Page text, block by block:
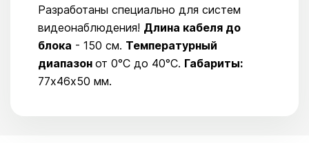
Разработаны специально для систем
видеонаблюдения! Длина кабеля до
блока - 150 см. Температурный
диапазон от 0°C до 40°C. Габариты:
77х46х50 мм.